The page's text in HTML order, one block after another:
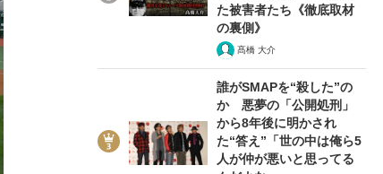
た被害者たち《徹底取材
の裏側》
髙橋 大介
誰がSMAPを“殺した”の
か 悪夢の「公開処刑」
から8年後に明かされ
た“答え”「世の中は俺ら5
人が仲が悪いと思ってる